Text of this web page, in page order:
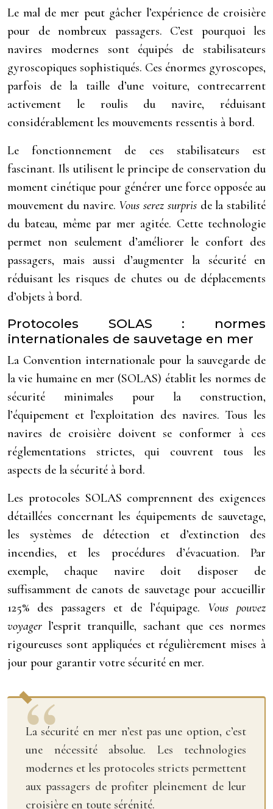
Le mal de mer peut gâcher l’expérience de croisière
pour de nombreux passagers. C’est pourquoi les
navires modernes sont équipés de stabilisateurs
gyroscopiques sophistiqués. Ces énormes gyroscopes,
parfois de la taille d’une voiture, contrecarrent
activement le roulis du navire, réduisant
considérablement les mouvements ressentis à bord.
Le fonctionnement de ces stabilisateurs est
fascinant. Ils utilisent le principe de conservation du
moment cinétique pour générer une force opposée au
mouvement du navire. Vous serez surpris de la stabilité
du bateau, même par mer agitée. Cette technologie
permet non seulement d’améliorer le confort des
passagers, mais aussi d’augmenter la sécurité en
réduisant les risques de chutes ou de déplacements
d’objets à bord.
Protocoles SOLAS : normes
internationales de sauvetage en mer
La Convention internationale pour la sauvegarde de
la vie humaine en mer (SOLAS) établit les normes de
sécurité minimales pour la construction,
l’équipement et l’exploitation des navires. Tous les
navires de croisière doivent se conformer à ces
réglementations strictes, qui couvrent tous les
aspects de la sécurité à bord.
Les protocoles SOLAS comprennent des exigences
détaillées concernant les équipements de sauvetage,
les systèmes de détection et d’extinction des
incendies, et les procédures d’évacuation. Par
exemple, chaque navire doit disposer de
suffisamment de canots de sauvetage pour accueillir
125% des passagers et de l’équipage. Vous pouvez
voyagerl’esprit tranquille, sachant que ces normes
rigoureuses sont appliquées et régulièrement mises à
jour pour garantir votre sécurité en mer.
La sécurité en mer n’est pas une option, c’est
une nécessité absolue. Les technologies
modernes et les protocoles stricts permettent
aux passagers de profiter pleinement de leur
croisière en toute sérénité.